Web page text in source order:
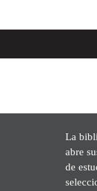
La
abre
de